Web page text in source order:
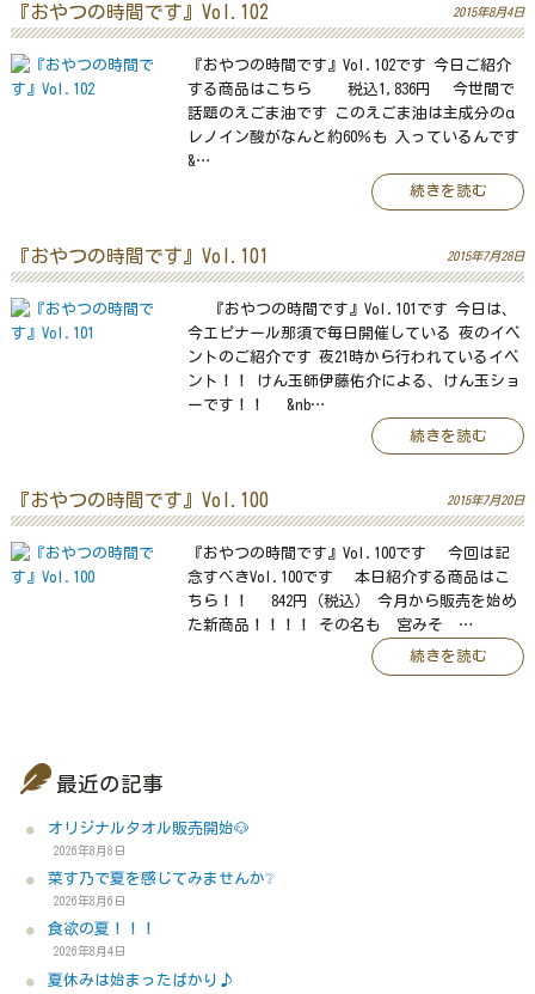
『おやつの時間です』Vol.102 2015年8月4日
『おやつの時間です』Vol.102です 今日ご紹介
する商品はこちら 税込1,836円 今世間で
話題のえごま油です このえごま油は主成分のα
レノイン酸がなんと約60％も 入っているんです
&…
続きを読む
『おやつの時間です』Vol.101 2015年7月28日
『おやつの時間です』Vol.101です 今日は、
今エピナール那須で毎日開催している 夜のイベ
ントのご紹介です 夜21時から行われているイベ
ント！！ けん玉師伊藤佑介による、けん玉ショ
ーです！！ &nb…
続きを読む
『おやつの時間です』Vol.100 2015年7月20日
『おやつの時間です』Vol.100です 今回は記
念すべきVol.100です 本日紹介する商品はこ
ちら！！ 842円（税込） 今月から販売を始め
た新商品！！！！ その名も 宮みそ …
続きを読む
最近の記事
オリジナルタオル販売開始🐶
2026年8月8日
菜す乃で夏を感じてみませんか❔
2026年8月6日
食欲の夏！！！
2026年8月4日
夏休みは始まったばかり♪